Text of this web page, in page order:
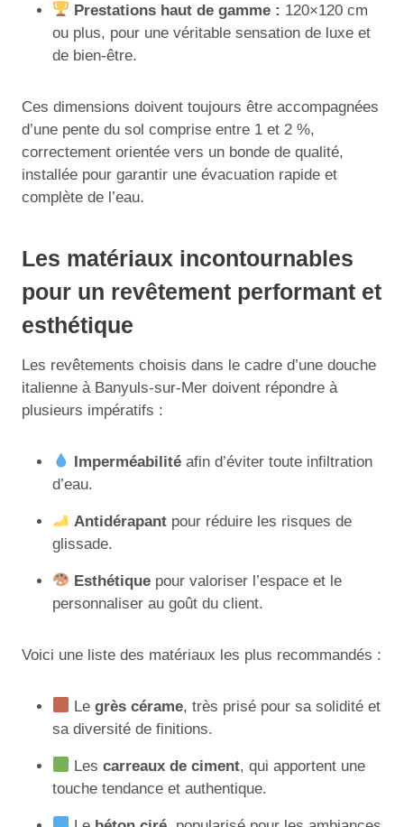
Prestations haut de gamme : 120×120 cm
ou plus, pour une véritable sensation de luxe et
de bien-être.
Ces dimensions doivent toujours être accompagnées
d’une pente du sol comprise entre 1 et 2 %,
correctement orientée vers un bonde de qualité,
installée pour garantir une évacuation rapide et
complète de l’eau.
Les matériaux incontournables
pour un revêtement performant et
esthétique
Les revêtements choisis dans le cadre d’une douche
italienne à Banyuls-sur-Mer doivent répondre à
plusieurs impératifs :
Imperméabilité afin d’éviter toute infiltration
d’eau.
Antidérapant pour réduire les risques de
glissade.
Esthétique pour valoriser l’espace et le
personnaliser au goût du client.
Voici une liste des matériaux les plus recommandés :
Legrès cérame, très prisé pour sa solidité et
sa diversité de finitions.
Lescarreaux de ciment, qui apportent une
touche tendance et authentique.